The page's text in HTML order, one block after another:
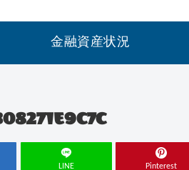
金融資産状況
LINE Pinterest